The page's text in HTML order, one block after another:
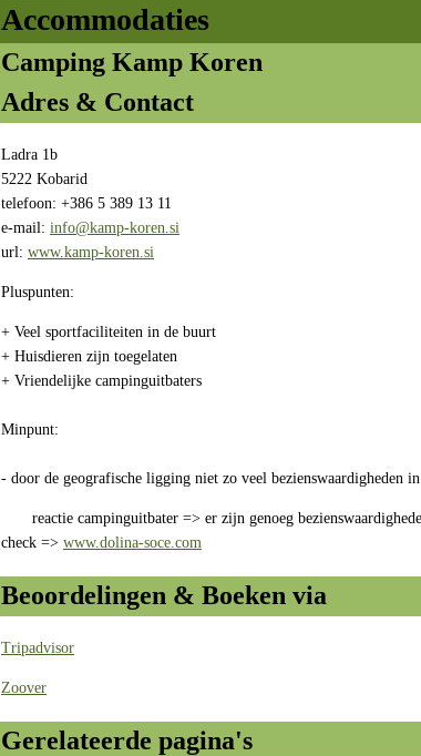
Accommodaties
Camping Kamp Koren
Adres & Contact
Ladra 1b
5222 Kobarid
telefoon: +386 5 389 13 11
e-mail: info@kamp-koren.si
url: www.kamp-koren.si
Pluspunten:
+ Veel sportfaciliteiten in de buurt
+ Huisdieren zijn toegelaten
+ Vriendelijke campinguitbaters
Minpunt:
- door de geografische ligging niet zo veel bezienswaardigheden
reactie campinguitbater => er zijn genoeg
check => www.dolina-soce.com
Beoordelingen & Boeken via
Tripadvisor
Zoover
Gerelateerde pagina's